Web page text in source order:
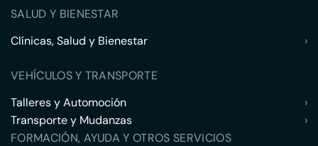
SALUD Y BIENESTAR
Clínicas, Salud y Bienestar
›
VEHÍCULOS Y TRANSPORTE
Talleres y Automoción
›
Transporte y Mudanzas
›
FORMACIÓN, AYUDA Y OTROS SERVICIOS